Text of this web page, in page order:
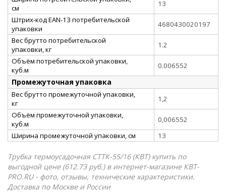
см
13
Штрих-код EAN-13 потребительской
упаковки
4680430020197
Вес брутто потребительской
упаковки, кг
1.2
Объём потребительской упаковки,
куб.м
0.006552
Промежуточная упаковка
Вес брутто промежуточной упаковки,
кг
1,2
Объём промежуточной упаковки,
куб.м
0,006552
Ширина промежуточной упаковки, см
13
Трубка термоусадочная СТТК-55/16 (КВТ) купить по
выгодной цене (612.73 руб.) в интернет-магазине КВТ-
PRO.RU - фото, отзывы, технические характеристики.
Доставка по Москве и России